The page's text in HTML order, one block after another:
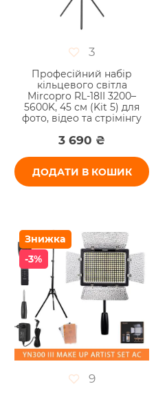
3
Професійний набір
кільцевого світла
Mircopro RL-18II 3200–
5600K, 45 см (Kit 5) для
фото, відео та стрімінгу
3 690 ₴
ДОДАТИ В КОШИК
Знижка
-3%
9